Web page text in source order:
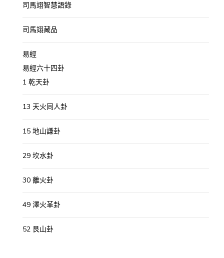
司馬翊智慧語錄
司馬翊藏品
易經
易經六十四卦
1 乾天卦
13 天火同人卦
15 地山謙卦
29 坎水卦
30 離火卦
49 澤火革卦
52 艮山卦